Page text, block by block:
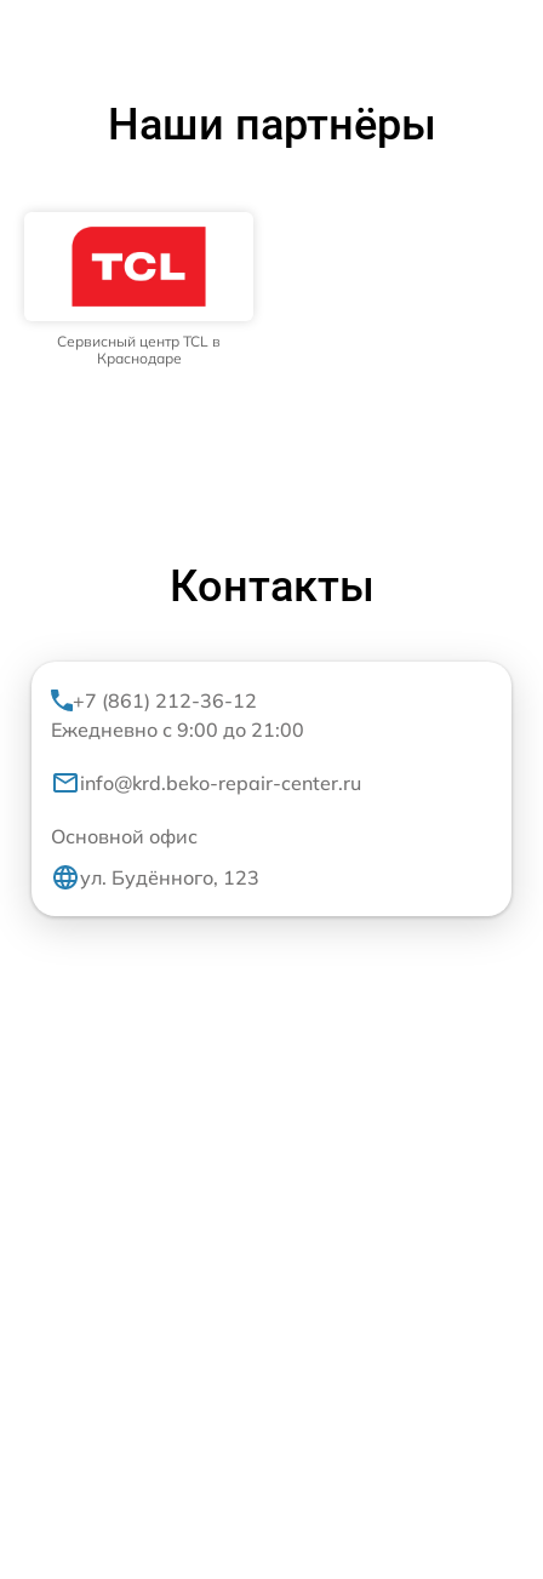
Наши партнёры
Сервисный центр TCL в
Краснодаре
Контакты
+7 (861) 212-36-12
Ежедневно с 9:00 до 21:00
info@krd.beko-repair-center.ru
Основной офис
ул. Будённого, 123